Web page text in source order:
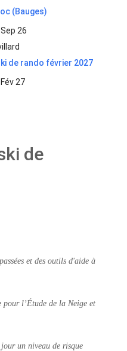
(Bauges)
26
de rando février 2027
27
de
et des outils d'aide à
l’Étude de la Neige et
un niveau de risque